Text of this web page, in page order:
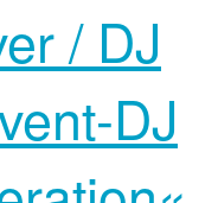
/ DJ
DJ